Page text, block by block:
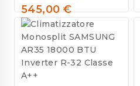
out
of
5
545,00€